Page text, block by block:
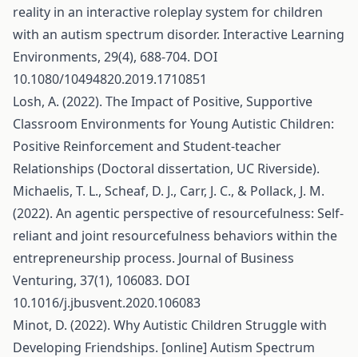
reality in an interactive roleplay system for children
with an autism spectrum disorder. Interactive Learning
Environments, 29(4), 688-704. DOI
10.1080/10494820.2019.1710851
Losh, A. (2022). The Impact of Positive, Supportive
Classroom Environments for Young Autistic Children:
Positive Reinforcement and Student-teacher
Relationships (Doctoral dissertation, UC Riverside).
Michaelis, T. L., Scheaf, D. J., Carr, J. C., & Pollack, J. M.
(2022). An agentic perspective of resourcefulness: Self-
reliant and joint resourcefulness behaviors within the
entrepreneurship process. Journal of Business
Venturing, 37(1), 106083. DOI
10.1016/j.jbusvent.2020.106083
Minot, D. (2022). Why Autistic Children Struggle with
Developing Friendships. [online] Autism Spectrum